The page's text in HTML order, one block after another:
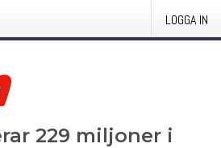
LOGGA IN
229 miljoner i